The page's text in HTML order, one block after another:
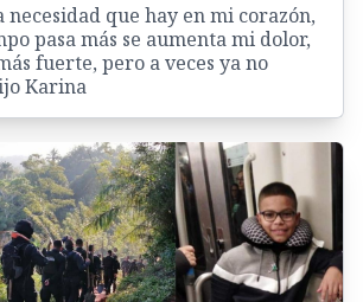
necesidad que hay en mi corazón,
pasa más se aumenta mi dolor,
fuerte, pero a veces ya no
Karina